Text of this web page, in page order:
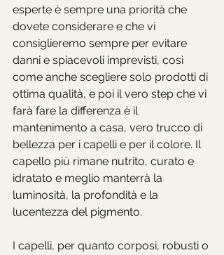
esperte è sempre una priorità che
dovete considerare e che vi
consiglieremo sempre per evitare
danni e spiacevoli imprevisti, così
come anche scegliere solo prodotti di
ottima qualità, e poi il vero step che vi
farà fare la differenza è il
mantenimento a casa, vero trucco di
bellezza per i capelli e per il colore. Il
capello più rimane nutrito, curato e
idratato e meglio manterrà la
luminosità, la profondità e la
lucentezza del pigmento.
I capelli, per quanto corposi, robusti o